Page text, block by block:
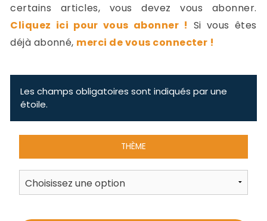
certains articles, vous devez vous abonner.
Cliquez ici pour vous abonner ! Si vous êtes
déjà abonné, merci de vous connecter !
Les champs obligatoires sont indiqués par une
étoile.
THÈME